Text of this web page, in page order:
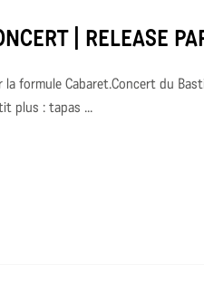
| RELEASE
la formule Cabaret.Concert du
plus : tapas ...